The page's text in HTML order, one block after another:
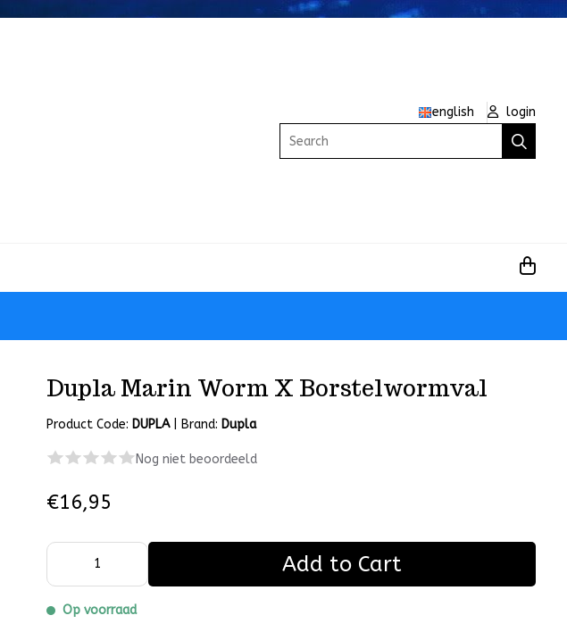
english
login
Search
Dupla Marin Worm X Borstelwormval
Product Code: DUPLA Brand: Dupla
Nog niet beoordeeld
€16,95
Add to Cart
Op voorraad